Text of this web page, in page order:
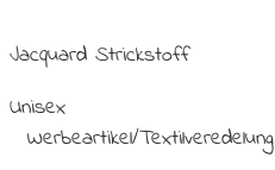
Jacquard Strickstoff
Unisex
Werbeartikel/Textilveredelung